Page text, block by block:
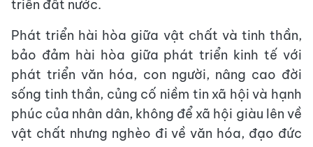
triển đất nước.
Phát triển hài hòa giữa vật chất và tinh thần,
bảo đảm hài hòa giữa phát triển kinh tế với
phát triển văn hóa, con người, nâng cao đời
sống tinh thần, củng cố niềm tin xã hội và hạnh
phúc của nhân dân, không để xã hội giàu lên về
vật chất nhưng nghèo đi về văn hóa, đạo đức